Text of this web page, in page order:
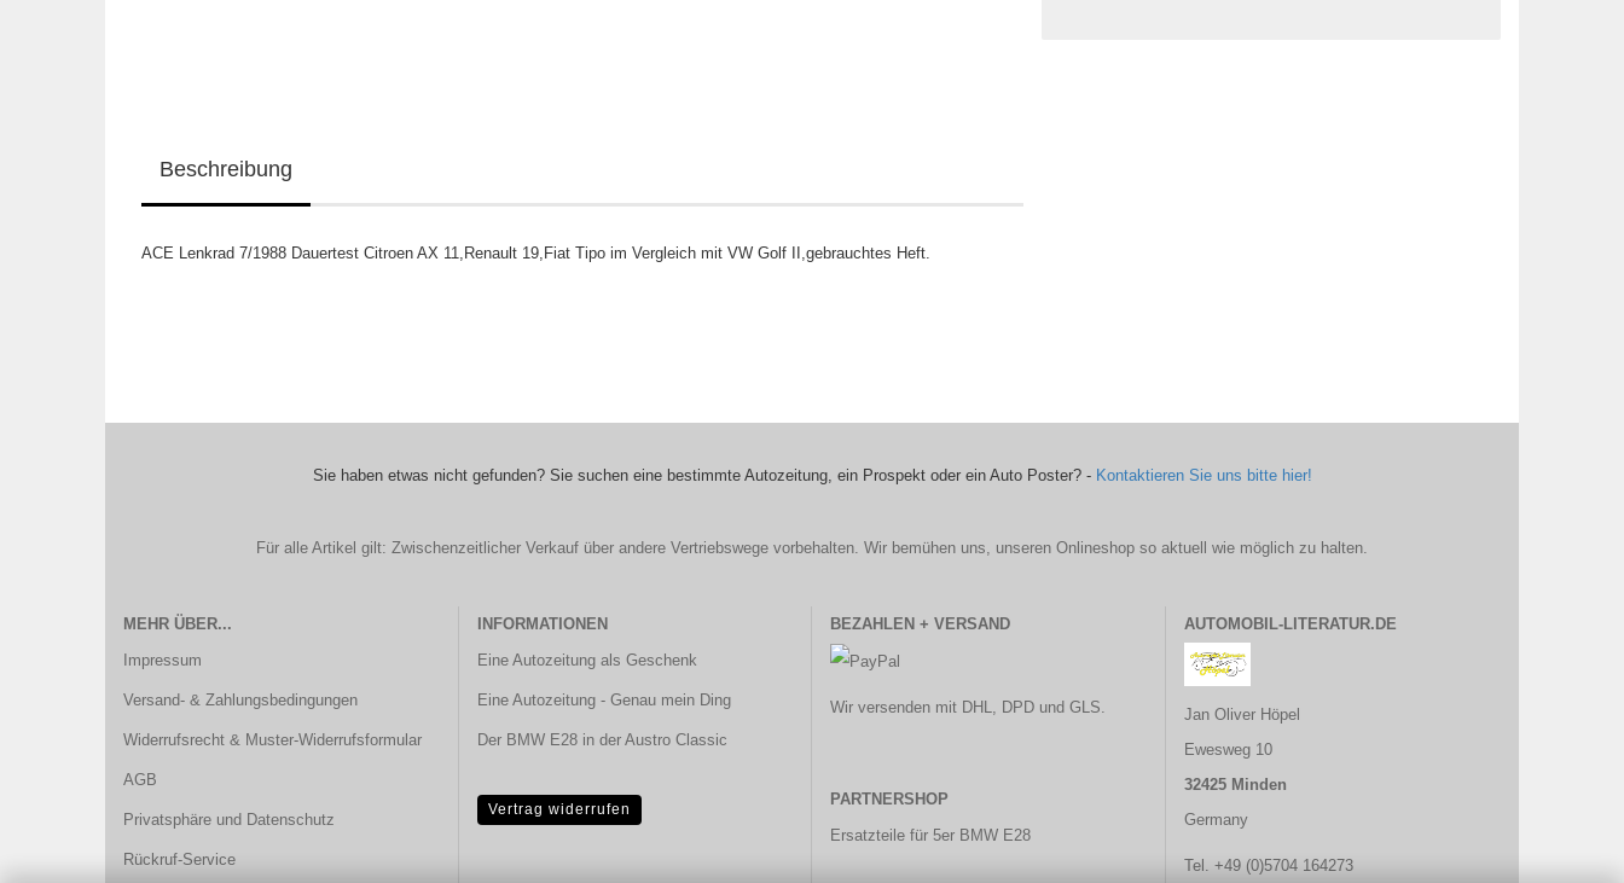
Beschreibung
ACE Lenkrad 7/1988 Dauertest Citroen AX 11,Renault 19,Fiat Tipo im Vergleich mit VW Golf II,gebrauchtes Heft.
Sie haben etwas nicht gefunden? Sie suchen eine bestimmte Autozeitung, ein Prospekt oder ein Auto Poster? - Kontaktieren Sie uns bitte hier!
Für alle Artikel gilt: Zwischenzeitlicher Verkauf über andere Vertriebswege vorbehalten. Wir bemühen uns, unseren Onlineshop so aktuell wie möglich zu halten.
MEHR ÜBER...
Impressum
Versand- & Zahlungsbedingungen
Widerrufsrecht & Muster-Widerrufsformular
AGB
Privatsphäre und Datenschutz
Rückruf-Service
INFORMATIONEN
Eine Autozeitung als Geschenk
Eine Autozeitung - Genau mein Ding
Der BMW E28 in der Austro Classic
Vertrag widerrufen
BEZAHLEN + VERSAND
Wir versenden mit DHL, DPD und GLS.
PARTNERSHOP
Ersatzteile für 5er BMW E28
AUTOMOBIL-LITERATUR.DE
Jan Oliver Höpel
Ewesweg 10
32425 Minden
Germany
Tel. +49 (0)5704 164273